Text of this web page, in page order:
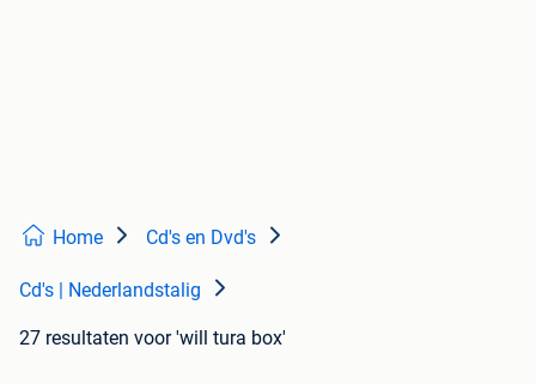
Home Cd's en Dvd's
Cd's | Nederlandstalig
27 resultaten voor 'will tura box'